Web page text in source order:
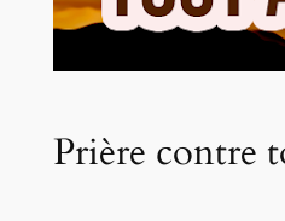
Prière contre